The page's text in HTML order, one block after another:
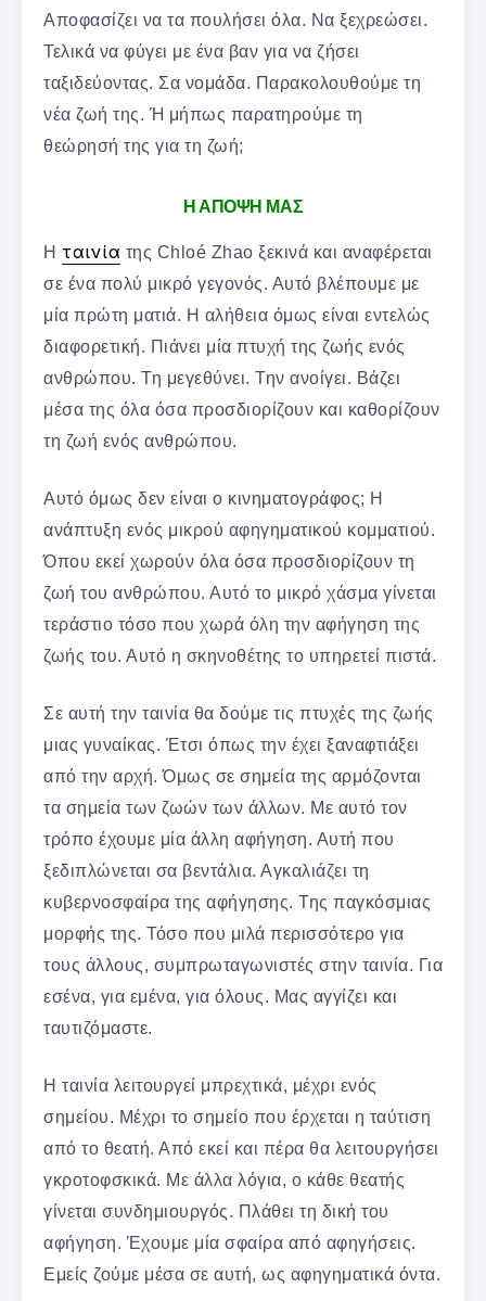
Αποφασίζει να τα πουλήσει όλα. Να ξεχρεώσει.
Τελικά να φύγει με ένα βαν για να ζήσει
ταξιδεύοντας. Σα νομάδα. Παρακολουθούμε τη
νέα ζωή της. Ή μήπως παρατηρούμε τη
θεώρησή της για τη ζωή;
Η ΑΠΟΨΗ ΜΑΣ
Η ταινία της Chloé Zhao ξεκινά και αναφέρεται
σε ένα πολύ μικρό γεγονός. Αυτό βλέπουμε με
μία πρώτη ματιά. Η αλήθεια όμως είναι εντελώς
διαφορετική. Πιάνει μία πτυχή της ζωής ενός
ανθρώπου. Τη μεγεθύνει. Την ανοίγει. Βάζει
μέσα της όλα όσα προσδιορίζουν και καθορίζουν
τη ζωή ενός ανθρώπου.
Αυτό όμως δεν είναι ο κινηματογράφος; Η
ανάπτυξη ενός μικρού αφηγηματικού κομματιού.
Όπου εκεί χωρούν όλα όσα προσδιορίζουν τη
ζωή του ανθρώπου. Αυτό το μικρό χάσμα γίνεται
τεράστιο τόσο που χωρά όλη την αφήγηση της
ζωής του. Αυτό η σκηνοθέτης το υπηρετεί πιστά.
Σε αυτή την ταινία θα δούμε τις πτυχές της ζωής
μιας γυναίκας. Έτσι όπως την έχει ξαναφτιάξει
από την αρχή. Όμως σε σημεία της αρμόζονται
τα σημεία των ζωών των άλλων. Με αυτό τον
τρόπο έχουμε μία άλλη αφήγηση. Αυτή που
ξεδιπλώνεται σα βεντάλια. Αγκαλιάζει τη
κυβερνοσφαίρα της αφήγησης. Της παγκόσμιας
μορφής της. Τόσο που μιλά περισσότερο για
τους άλλους, συμπρωταγωνιστές στην ταινία. Για
εσένα, για εμένα, για όλους. Μας αγγίζει και
ταυτιζόμαστε.
Η ταινία λειτουργεί μπρεχτικά, μέχρι ενός
σημείου. Μέχρι το σημείο που έρχεται η ταύτιση
από το θεατή. Από εκεί και πέρα θα λειτουργήσει
γκροτοφσκικά. Με άλλα λόγια, ο κάθε θεατής
γίνεται συνδημιουργός. Πλάθει τη δική του
αφήγηση. Έχουμε μία σφαίρα από αφηγήσεις.
Εμείς ζούμε μέσα σε αυτή, ως αφηγηματικά όντα.